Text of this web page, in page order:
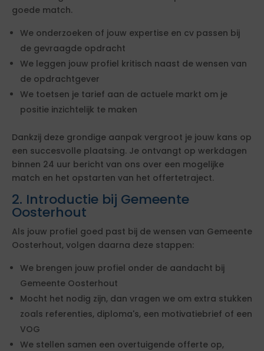
goede match.
We onderzoeken of jouw expertise en cv passen bij
de gevraagde opdracht
We leggen jouw profiel kritisch naast de wensen van
de opdrachtgever
We toetsen je tarief aan de actuele markt om je
positie inzichtelijk te maken
Dankzij deze grondige aanpak vergroot je jouw kans op
een succesvolle plaatsing. Je ontvangt op werkdagen
binnen 24 uur bericht van ons over een mogelijke
match en het opstarten van het offertetraject.
2. Introductie bij Gemeente
Oosterhout
Als jouw profiel goed past bij de wensen van Gemeente
Oosterhout, volgen daarna deze stappen:
We brengen jouw profiel onder de aandacht bij
Gemeente Oosterhout
Mocht het nodig zijn, dan vragen we om extra stukken
zoals referenties, diploma's, een motivatiebrief of een
VOG
We stellen samen een overtuigende offerte op,